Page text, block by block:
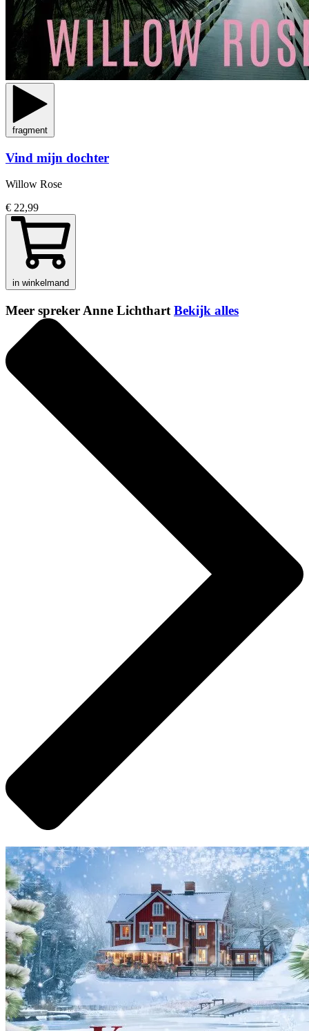
fragment
Vind mijn dochter
Willow Rose
€ 22,99
in winkelmand
Meer spreker Anne Lichthart Bekijk alles